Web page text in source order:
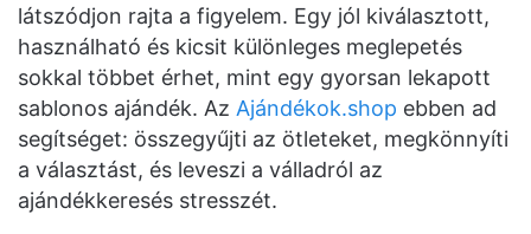
látszódjon rajta a figyelem. Egy jól kiválasztott,
használható és kicsit különleges meglepetés
sokkal többet érhet, mint egy gyorsan lekapott
sablonos ajándék. Az Ajándékok.shop ebben ad
segítséget: összegyűjti az ötleteket, megkönnyíti
a választást, és leveszi a válladról az
ajándékkeresés stresszét.